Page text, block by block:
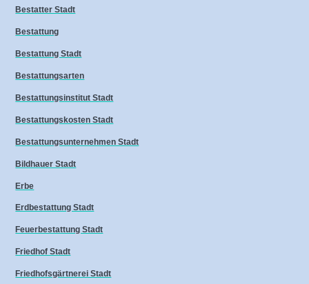
Bestatter Stadt
Bestattung
Bestattung Stadt
Bestattungsarten
Bestattungsinstitut Stadt
Bestattungskosten Stadt
Bestattungsunternehmen Stadt
Bildhauer Stadt
Erbe
Erdbestattung Stadt
Feuerbestattung Stadt
Friedhof Stadt
Friedhofsgärtnerei Stadt